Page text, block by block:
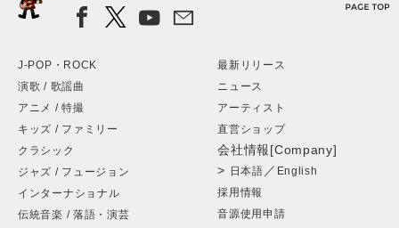
J-POP・ROCK
演歌 / 歌謡曲
アニメ / 特撮
キッズ / ファミリー
クラシック
ジャズ / フュージョン
インターナショナル
伝統音楽 / 落語・演芸
最新リリース
ニュース
アーティスト
直営ショップ
会社情報[Company]
> 日本語 ／ English
採用情報
音源使用申請